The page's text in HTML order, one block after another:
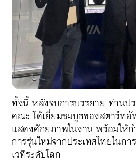
ทั้งนี้ หลังจบการบรรยาย ท่านป
คณะ ได้เยี่ยมชมบูธของสตาร์ทอั
แสดงศักยภาพในงาน พร้อมให้ก
การรุ่นใหม่จากประเทศไทยในก
เวทีระดับโลก